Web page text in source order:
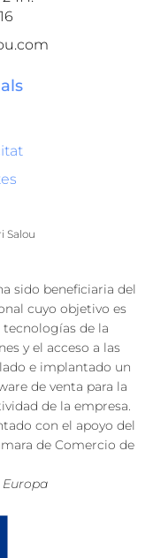
Salou
sido beneficiaria del
cuyo objetivo es
tecnologías de la
y el acceso a las
e implantado un
de venta para la
de la empresa.
con el apoyo del
de Comercio de